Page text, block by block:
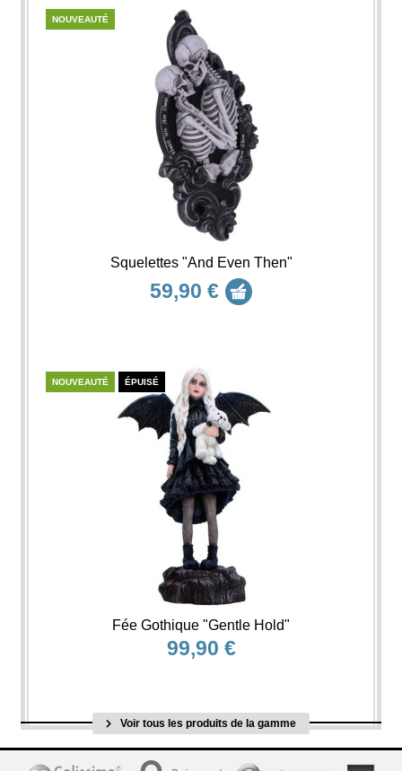
NOUVEAUTÉ
Squelettes "And Even Then"
59,90 €
NOUVEAUTÉ ÉPUISÉ
Fée Gothique "Gentle Hold"
99,90 €
Voir tous les produits de la gamme